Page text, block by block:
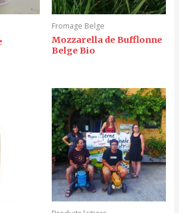
Fromage Belge
Mozzarella de Bufflonne
Belge Bio